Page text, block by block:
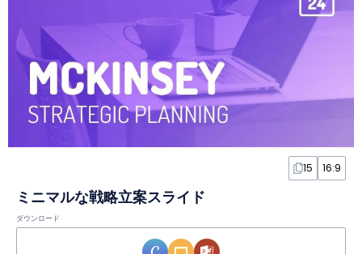
15 16:9
ミニマルな戦略立案スライド
ダウンロード